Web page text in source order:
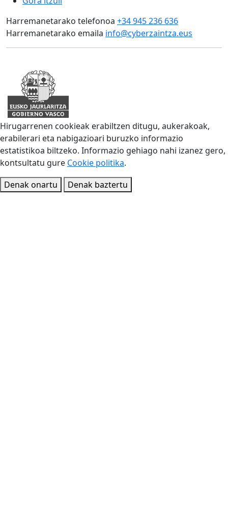
Harremanetarako telefonoa +34 945 236 636
Harremanetarako emaila info@cyberzaintza.eus
Hirugarrenen cookieak erabiltzen ditugu, aukerakoak,
erabilerari eta nabigazioari buruzko informazio
estatistikoa biltzeko. Informazio gehiago nahi izanez gero,
kontsultatu gure Cookie politika.
Denak onartu
Denak baztertu